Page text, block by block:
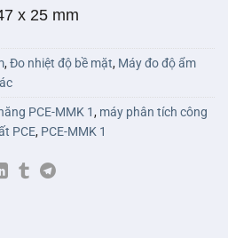
x 25 mm
,Đo nhiệt độ bề mặt, Máy đo độ ẩm
PCE-MMK 1, máy phân tích công
PCE, PCE-MMK 1